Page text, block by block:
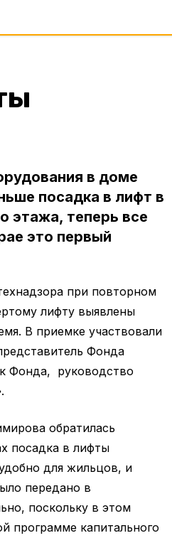
в доме
посадка в лифт в
этажа, теперь все
это первый
при повторном
лифту выявлены
В приемке участвовали
Фонда
Фонда, руководство
обратилась
посадка в лифты
для жильцов, и
передано в
поскольку в этом
программе капитального